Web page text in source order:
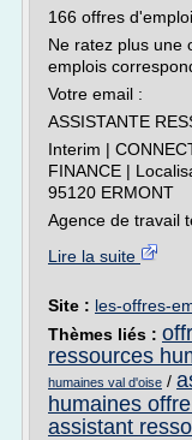
166 offres
Ne ratez plus une
emplois
Votre email :
ASSISTANTE
Interim |
FINANCE |
95120 ERMONT
Agence de travail
Lire la suite
Site : les-offres-
Thèmes liés :
ressources
humaines val d'oise /
humaines
assistant